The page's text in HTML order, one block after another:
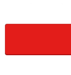
ーストフード
街に行っても